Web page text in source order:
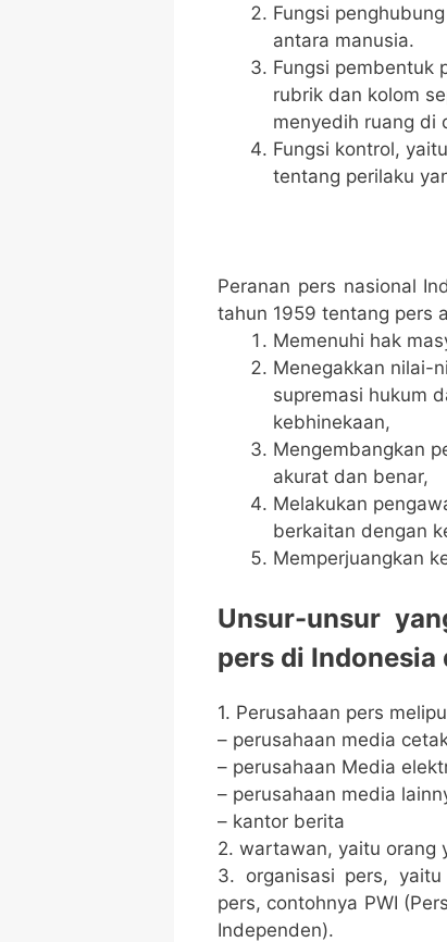
Fungsi
antara manusia.
Fungsi pembentuk
rubrik dan kolom
menyedih ruang di
Fungsi kontrol,
tentang perilaku
Peranan pers nasional
tahun 1959 tentang pers
Memenuhi hak
Menegakkan nilai-
supremasi hukum
kebhinekaan,
Mengembangkan
akurat dan benar,
Melakukan
berkaitan dengan
Memperjuangkan
Unsur-unsur
pers di
1. Perusahaan pers
– perusahaan media
– perusahaan Media
– perusahaan media
– kantor berita
2. wartawan, yaitu orang
3. organisasi pers,
pers, contohnya PWI
Independen).